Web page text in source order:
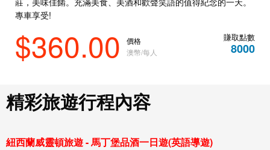
專車享受!
$360.00
價格
澳幣/每人
賺取點數
8000
精彩旅遊行程內容
紐西蘭威靈頓旅遊 - 馬丁堡品酒一日遊(英語導遊)